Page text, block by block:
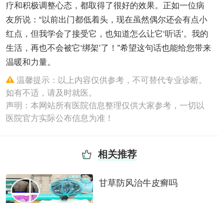
疗和积极调整心态，都取得了很好的效果。正如一位病
友所说：“以前出门都低着头，现在虽然偶尔还会有点小
红点，但我学会了接受它，也知道怎么让它‘听话’。我的
生活，再也不会被它‘绑架’了！”希望这句话也能给您带来
温暖和力量。
温馨提示：以上内容仅供参考，不可替代专业诊断。
如有不适，请及时就医。
声明：本网站所有医院信息整理仅供大家参考，一切以
医院官方实际公布信息为准！
相关推荐
甘草防风治牛皮癣吗